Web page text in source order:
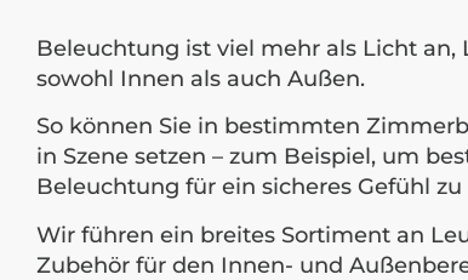
Beleuchtung ist viel mehr als Licht
sowohl Innen als auch Außen.
So können Sie in bestimmten
in Szene setzen – zum Beispiel, um
Beleuchtung für ein sicheres Gefühl zu
Wir führen ein breites Sortiment an
Zubehör für den Innen- und